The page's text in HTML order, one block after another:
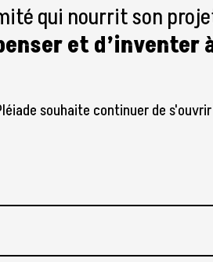
qui nourrit son
et
souhaite continuer de